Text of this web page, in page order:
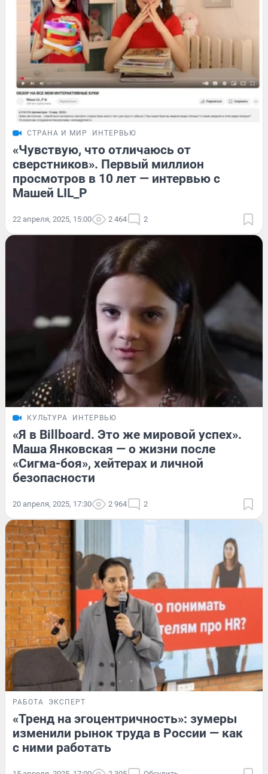
СТРАНА И МИР ИНТЕРВЬЮ
«Чувствую, что отличаюсь от
сверстников». Первый миллион
просмотров в 10 лет — интервью с
Машей LIL_P
22 апреля, 2025, 15:00 2 464 2
КУЛЬТУРА ИНТЕРВЬЮ
«Я в Billboard. Это же мировой успех».
Маша Янковская — о жизни после
«Сигма-боя», хейтерах и личной
безопасности
20 апреля, 2025, 17:30 2 964 2
РАБОТА ЭКСПЕРТ
«Тренд на эгоцентричность»: зумеры
изменили рынок труда в России — как
с ними работать